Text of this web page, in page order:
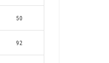
50
92